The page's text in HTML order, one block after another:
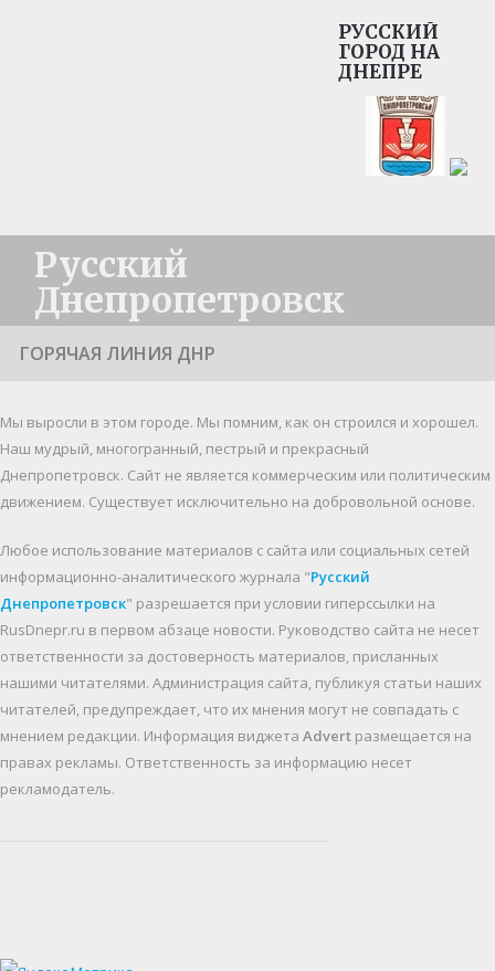
РУССКИЙ
ГОРОД НА
ДНЕПРЕ
Русский
Днепропетровск
ГОРЯЧАЯ ЛИНИЯ ДНР
Мы выросли в этом городе. Мы помним, как он строился и хорошел.
Наш мудрый, многогранный, пестрый и прекрасный
Днепропетровск. Cайт не является коммерческим или политическим
движением. Существует исключительно на добровольной основе.
Любое использование материалов c сайта или социальных сетей
информационно-аналитического журнала "Русский
Днепропетровск" разрешается при условии гиперссылки на
RusDnepr.ru в первом абзаце новости. Руководство сайта не несет
ответственности за достоверность материалов, присланных
нашими читателями. Администрация сайта, публикуя статьи наших
читателей, предупреждает, что их мнения могут не совпадать с
мнением редакции. Информация виджета Advert размещается на
правах рекламы. Ответственность за информацию несет
рекламодатель.